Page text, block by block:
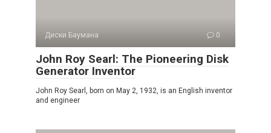
Диски Баумана 0
John Roy Searl: The Pioneering Disk
Generator Inventor
John Roy Searl, born on May 2, 1932, is an English inventor
and engineer